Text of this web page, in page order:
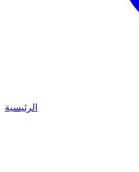
الرئيسية